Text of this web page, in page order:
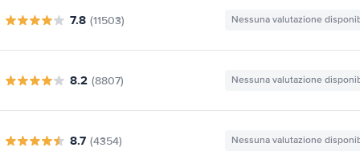
7.8 (11503) Nessuna valutazione
8.2 (8807) Nessuna valutazione
8.7 (4354) Nessuna valutazione